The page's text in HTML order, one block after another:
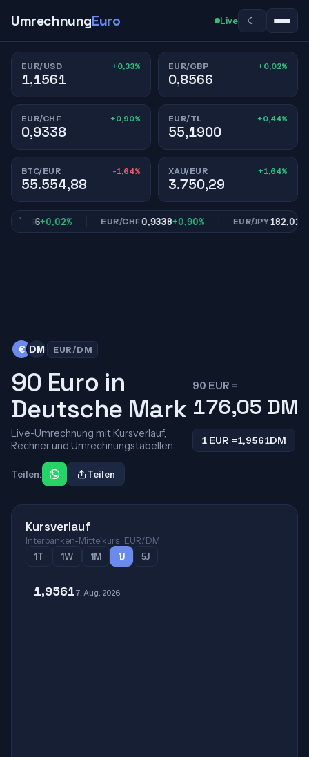
UmrechnungEuro Live ☾
EUR/USD +0,33%
1,1561
EUR/GBP +0,02%
0,8566
EUR/CHF +0,90%
0,9338
EUR/TL +0,44%
55,1900
BTC/EUR -1,64%
55.554,88
XAU/EUR +1,64%
3.750,29
+0,02% EUR/CHF0,9338+0,90% EUR/JPY182,02
€ DM EUR/DM
90 Euro in
Deutsche Mark
Live-Umrechnung mit Kursverlauf,
Rechner und Umrechnungstabellen.
90 EUR =
176,05 DM
1 EUR =1,9561DM
Teilen: Teilen
Kursverlauf
Interbanken-Mittelkurs · EUR/DM
1T
1W 1M 1J 5J
1,95617. Aug. 2026